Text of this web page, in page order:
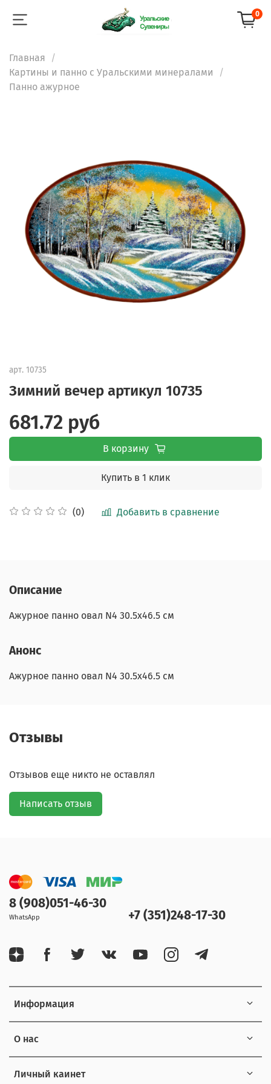
0
Главная
Картины и панно с Уральскими минералами
Панно ажурное
арт. 10735
Зимний вечер артикул 10735
(0) Добавить в сравнение
681.72 руб
В корзину
Купить в 1 клик
Описание
Ажурное панно овал N4 30.5х46.5 см
Анонс
Ажурное панно овал N4 30.5х46.5 см
Отзывы
Отзывов еще никто не оставлял
Написать отзыв
Информация
О нас
Личный каинет
8 (908)051-46-30
WhatsApp +7 (351)248-17-30